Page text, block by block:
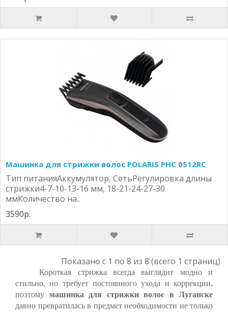
Машинка для стрижки волос POLARIS PHС 0512RC
Тип питанияАккумулятор, СетьРегулировка длины
стрижки4-7-10-13-16 мм, 18-21-24-27-30
ммКоличество на..
3590р.
Показано с 1 по 8 из 8 (всего 1 страниц)
Короткая стрижка всегда выглядит модно и
стильно, но требует постоянного ухода и коррекции,
поэтому машинка для стрижки волос в Луганске
давно превратилась в предмет необходимости не только